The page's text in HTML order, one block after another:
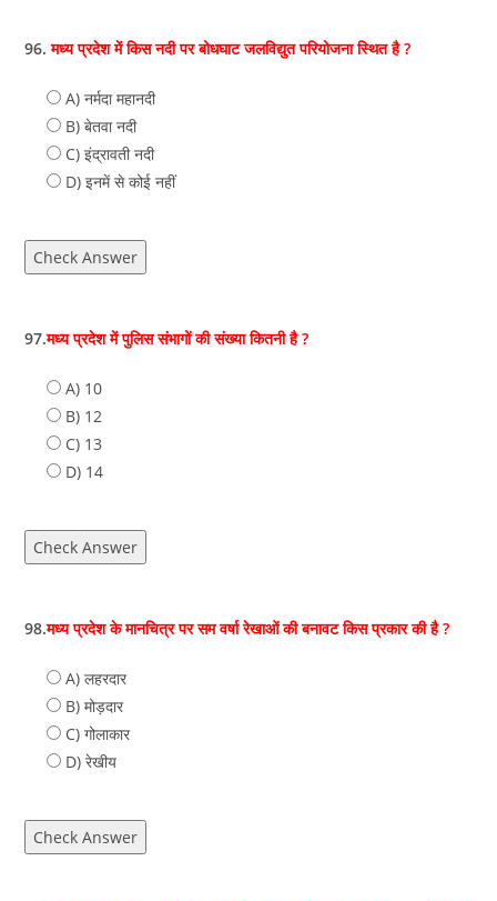
96. मध्य प्रदेश में किस नदी पर बोधघाट जलविद्युत परियोजना स्थित है ?
A) नर्मदा महानदी
B) बेतवा नदी
C) इंद्रावती नदी
D) इनमें से कोई नहीं
Check Answer
97.मध्य प्रदेश में पुलिस संभागों की संख्या कितनी है ?
A) 10
B) 12
C) 13
D) 14
Check Answer
98.मध्य प्रदेश के मानचित्र पर सम वर्षा रेखाओं की बनावट किस प्रकार की है ?
A) लहरदार
B) मोड़दार
C) गोलाकार
D) रेखीय
Check Answer